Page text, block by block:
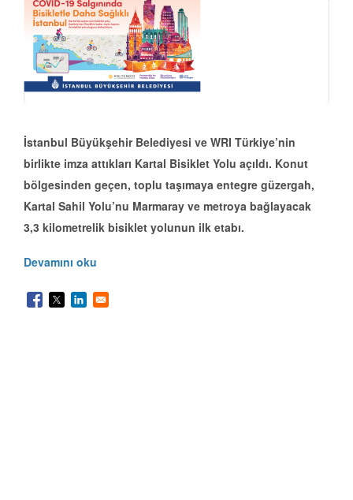
İstanbul Büyükşehir Belediyesi ve WRI Türkiye’nin
birlikte imza attıkları Kartal Bisiklet Yolu açıldı. Konut
bölgesinden geçen, toplu taşımaya entegre güzergah,
Kartal Sahil Yolu’nu Marmaray ve metroya bağlayacak
3,3 kilometrelik bisiklet yolunun ilk etabı.
Devamını oku